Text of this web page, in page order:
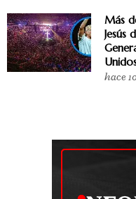
Más
Jesús
hace